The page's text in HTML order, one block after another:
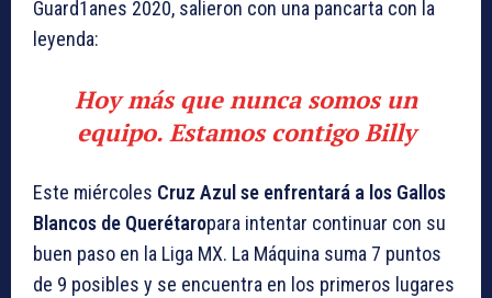
Guard1anes 2020, salieron con una pancarta con la
leyenda:
Hoy más que nunca somos un
equipo. Estamos contigo Billy
Este miércoles Cruz Azul se enfrentará a los Gallos
Blancos de Querétaropara intentar continuar con su
buen paso en la Liga MX. La Máquina suma 7 puntos
de 9 posibles y se encuentra en los primeros lugares